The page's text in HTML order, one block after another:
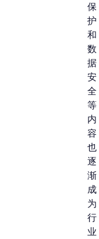
保
护
和
数
据
安
全
等
内
容
也
逐
渐
成
为
行
业